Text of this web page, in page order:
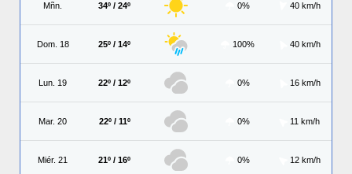
Mñn. 34º / 24º 0% 40 km/h
Dom. 18 25º / 14º 100% 40 km/h
Lun. 19 22º / 12º 0% 16 km/h
Mar. 20 22º / 11º 0% 11 km/h
Miér. 21 21º / 16º 0% 12 km/h